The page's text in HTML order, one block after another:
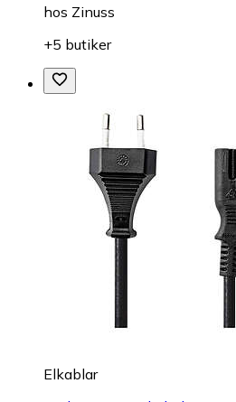
hos Zinuss
+5 butiker
Elkablar